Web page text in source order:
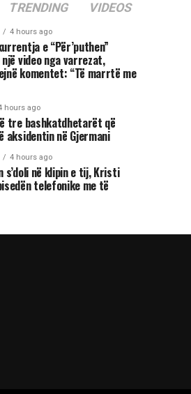
TRENDING VIDEOS
4 hours ago
e “Për’puthen”
video nga varrezat,
komentet: “Të marrtë me
hours ago
tre bashkatdhetarët që
aksidentin në Gjermani
4 hours ago
s’doli në klipin e tij, Kristi
telefonike me të